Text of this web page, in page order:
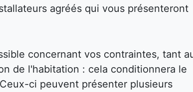
agréés qui vous présenteront
concernant vos contraintes, tant
de l'habitation : cela conditionnera le
ci peuvent présenter plusieurs